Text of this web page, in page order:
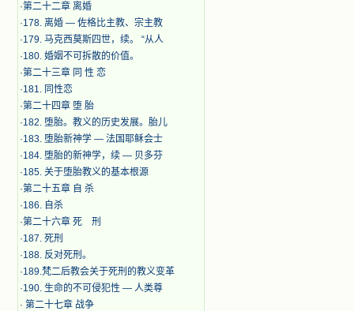
·第二十二章 离婚
·178. 离婚 — 佐格比主教、宗主教
·179. 马克西莫斯四世，续。 “从人
·180. 婚姻不可拆散的价值。
·第二十三章 同 性 恋
·181. 同性恋
·第二十四章 堕 胎
·182. 堕胎。教义的历史发展。胎儿
·183. 堕胎新神学 — 法国耶稣会士
·184. 堕胎的新神学，续 — 贝多芬
·185. 关于堕胎教义的基本根源
·第二十五章 自 杀
·186. 自杀
·第二十六章 死 刑
·187. 死刑
·188. 反对死刑。
·189.梵二后教会关于死刑的教义变革
·190. 生命的不可侵犯性 — 人类尊
· 第二十七章 战争